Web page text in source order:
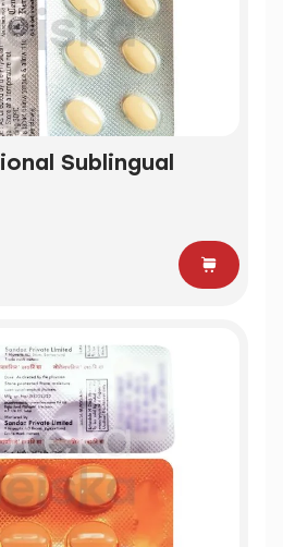
Sublingual